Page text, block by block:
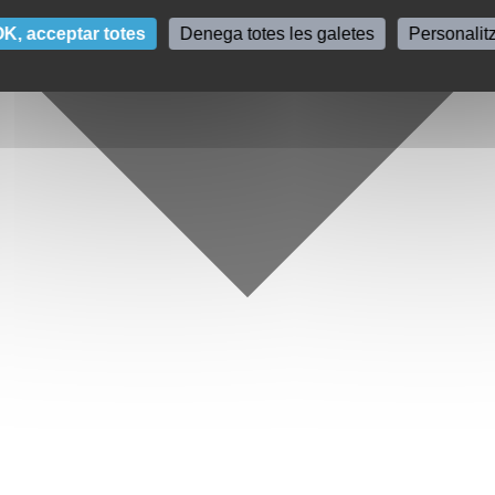
acceptar totes Denega totes les galetes